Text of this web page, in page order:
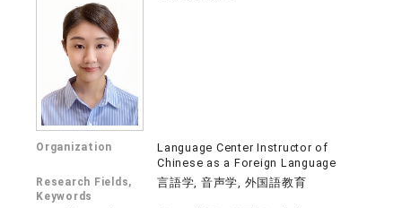
Organization
Language Center Instructor of
Chinese as a Foreign Language
Research Fields,
Keywords
言語学, 音声学, 外国語教育